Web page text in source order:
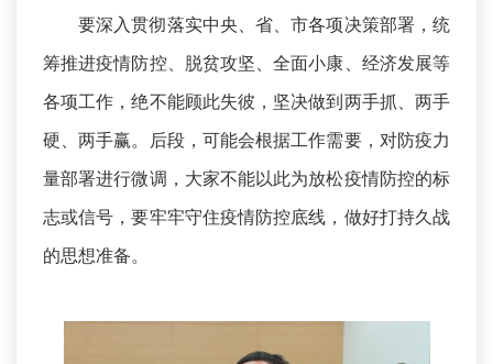
要深入贯彻落实中央、省、市各项决策部署，统
筹推进疫情防控、脱贫攻坚、全面小康、经济发展等
各项工作，绝不能顾此失彼，坚决做到两手抓、两手
硬、两手赢。后段，可能会根据工作需要，对防疫力
量部署进行微调，大家不能以此为放松疫情防控的标
志或信号，要牢牢守住疫情防控底线，做好打持久战
的思想准备。